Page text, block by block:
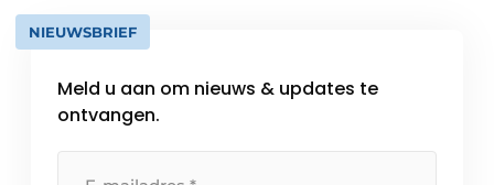
NIEUWSBRIEF
Meld u aan om nieuws & updates te
ontvangen.